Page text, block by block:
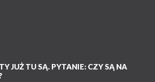
JUŻ TU SĄ. PYTANIE: CZY SĄ NA